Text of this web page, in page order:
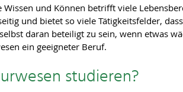
und Können betrifft viele
und bietet so viele Tätigkeitsfelder,
daran beteiligt zu sein, wenn etwas
ein geeigneter Beruf.
studieren?